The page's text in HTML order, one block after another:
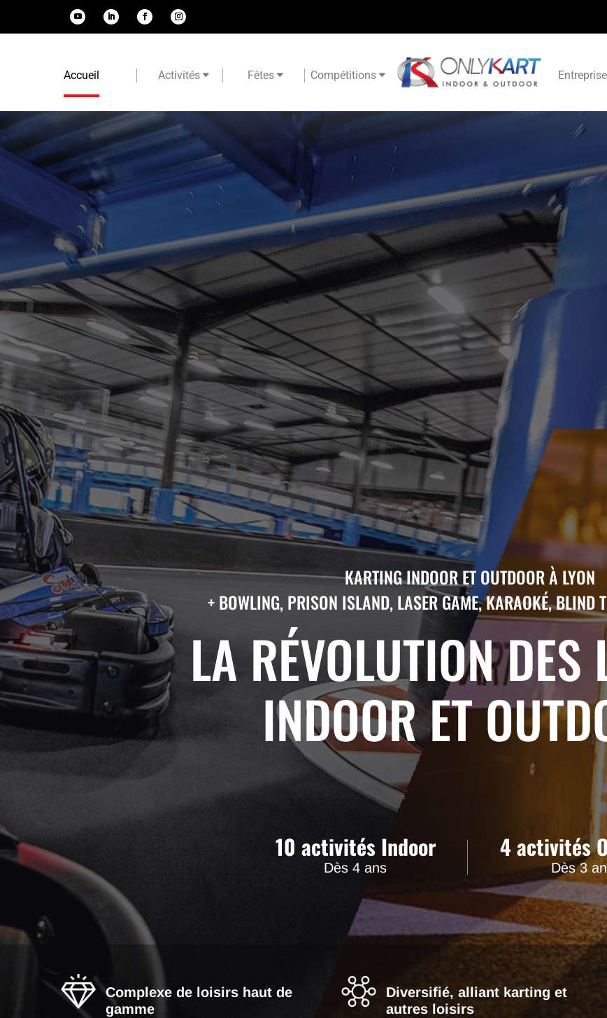
Accueil Activités Fêtes Compétitions
KARTING INDOOR ET OUTDOOR À LYON
+ BOWLING, PRISON ISLAND, LASER GAME, KARAOKÉ, BLIND
LA RÉVOLUTION DES
INDOOR ET
10 activités Indoor
Dès 4 ans
4 activités
Dès 3
Complexe de loisirs haut de
gamme
Diversifié, alliant karting et
autres loisirs